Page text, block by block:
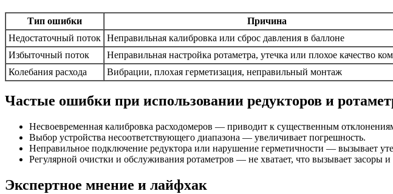
Тип ошибки Причина
Недостаточный поток Неправильная калибровка или сброс давления в баллоне
Избыточный поток
Неправильная настройка ротаметра, утечка или плохое качество
Колебания расхода
Вибрации, плохая герметизация, неправильный монтаж
Частые ошибки при использовании редукторов и
Несвоевременная калибровка расходомеров — приводит к существенным
Выбор устройства несоответствующего диапазона — увеличивает погрешность.
Неправильное подключение редуктора или нарушение герметичности — вызывает
Регулярной очистки и обслуживания ротаметров — не хватает, что вызывает засоры
Экспертное мнение и лайфхак